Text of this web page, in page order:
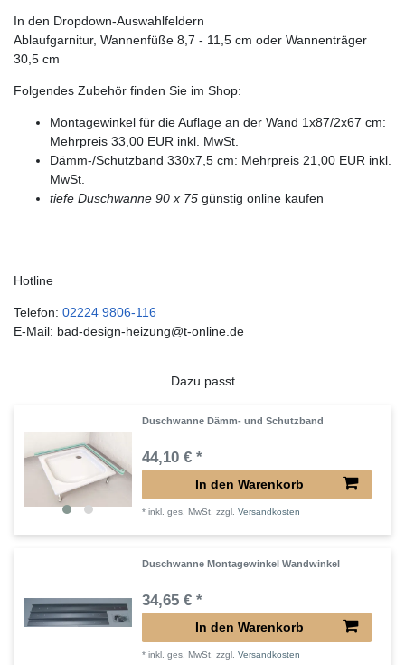
In den Dropdown-Auswahlfeldern
Ablaufgarnitur, Wannenfüße 8,7 - 11,5 cm oder Wannenträger
30,5 cm
Folgendes Zubehör finden Sie im Shop:
Montagewinkel für die Auflage an der Wand 1x87/2x67 cm:
Mehrpreis 33,00 EUR inkl. MwSt.
Dämm-/Schutzband 330x7,5 cm: Mehrpreis 21,00 EUR inkl.
MwSt.
tiefe Duschwanne 90 x 75 günstig online kaufen
Hotline
Telefon: 02224 9806-116
E-Mail: bad-design-heizung@t-online.de
Dazu passt
Duschwanne Dämm- und Schutzband
44,10 € *
In den Warenkorb
*inkl. ges. MwSt. zzgl.Versandkosten
Duschwanne Montagewinkel Wandwinkel
34,65 € *
In den Warenkorb
*inkl. ges. MwSt. zzgl.Versandkosten